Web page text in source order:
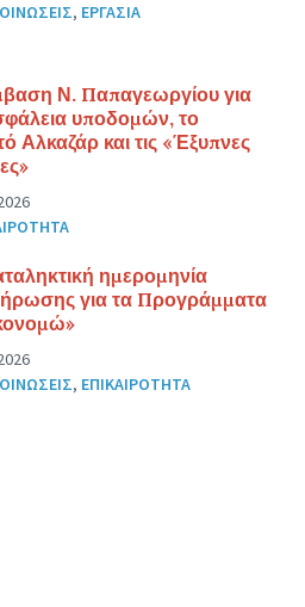
, ΕΡΓΑΣΙΑ
Ν. Παπαγεωργίου για
υποδομών, το
Αλκαζάρ και τις «Έξυπνες
ημερομηνία
για τα Προγράμματα
, ΕΠΙΚΑΙΡΟΤΗΤΑ